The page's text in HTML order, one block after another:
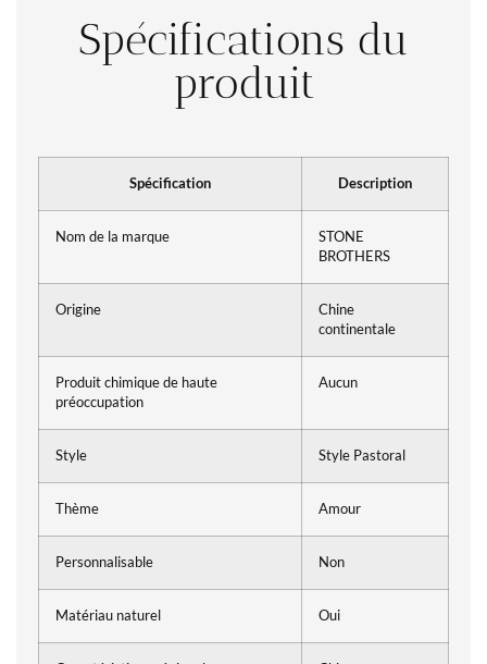
Spécifications du
produit
Spécification Description
Nom de la marque
STONE
BROTHERS
Origine
Chine
continentale
Produit chimique de haute
préoccupation
Aucun
Style Style Pastoral
Thème Amour
Personnalisable Non
Matériau naturel Oui